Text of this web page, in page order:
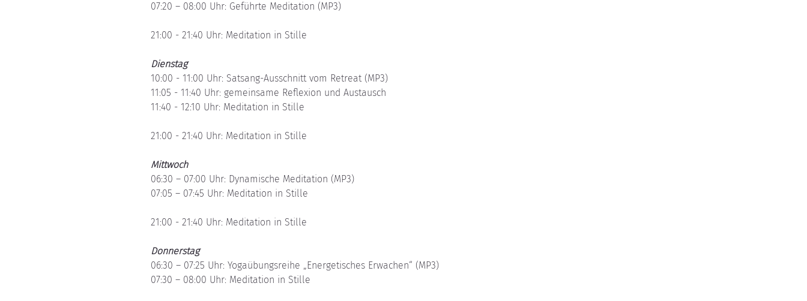
07:20 – 08:00 Uhr: Geführte Meditation (MP3)
21:00 - 21:40 Uhr: Meditation in Stille
Dienstag
10:00 - 11:00 Uhr: Satsang-Ausschnitt vom Retreat (MP3)
11:05 - 11:40 Uhr: gemeinsame Reflexion und Austausch
11:40 - 12:10 Uhr: Meditation in Stille
21:00 - 21:40 Uhr: Meditation in Stille
Mittwoch
06:30 – 07:00 Uhr: Dynamische Meditation (MP3)
07:05 – 07:45 Uhr: Meditation in Stille
21:00 - 21:40 Uhr: Meditation in Stille
Donnerstag
06:30 – 07:25 Uhr: Yogaübungsreihe „Energetisches Erwachen“ (MP3)
07:30 – 08:00 Uhr: Meditation in Stille